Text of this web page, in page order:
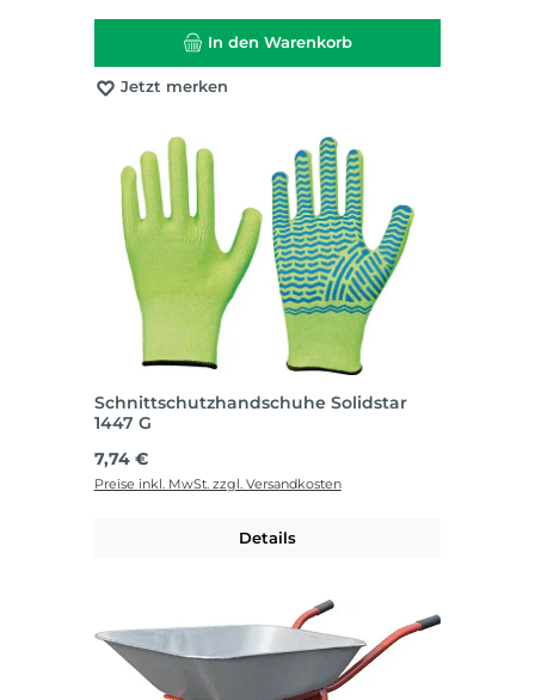
In den Warenkorb
Jetzt merken
Schnittschutzhandschuhe Solidstar
1447 G
Regulärer Preis:
7,74 €
Preise inkl. MwSt. zzgl. Versandkosten
Details